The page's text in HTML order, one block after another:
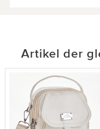
Artikel der